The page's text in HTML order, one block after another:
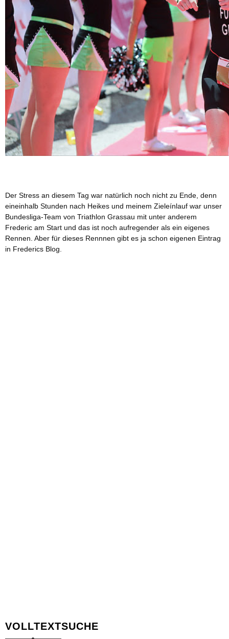
Der Stress an diesem Tag war natürlich noch nicht zu Ende, denn
eineinhalb Stunden nach Heikes und meinem Zieleínlauf war unser
Bundesliga-Team von Triathlon Grassau mit unter anderem
Frederic am Start und das ist noch aufregender als ein eigenes
Rennen. Aber für dieses Rennnen gibt es ja schon eigenen Eintrag
in Frederics Blog.
VOLLTEXTSUCHE